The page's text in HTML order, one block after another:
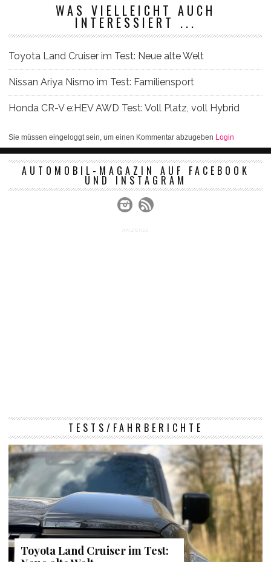
WAS VIELLEICHT AUCH
INTERESSIERT ...
Toyota Land Cruiser im Test: Neue alte Welt
Nissan Ariya Nismo im Test: Familiensport
Honda CR-V e:HEV AWD Test: Voll Platz, voll Hybrid
Sie müssen eingeloggt sein, um einen Kommentar abzugeben Login
AUTOMOBIL-MAGAZIN AUF FACEBOOK
UND INSTAGRAM
ANZEIGE
TESTS/FAHRBERICHTE
Toyota Land Cruiser im Test: